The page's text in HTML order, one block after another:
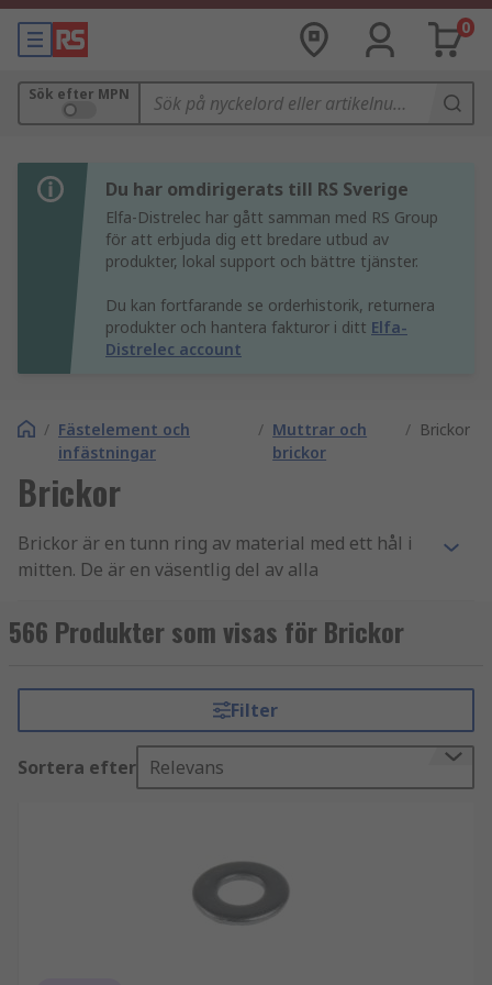
0
Sök efter MPN
Du har omdirigerats till RS Sverige
Elfa-Distrelec har gått samman med RS Group
för att erbjuda dig ett bredare utbud av
produkter, lokal support och bättre tjänster.
Du kan fortfarande se orderhistorik, returnera
produkter och hantera fakturor i ditt Elfa-
Distrelec account
/ Fästelement och
infästningar
/ Muttrar och
brickor
/ Brickor
Brickor
Brickor är en tunn ring av material med ett hål i
mitten. De är en väsentlig del av alla
skruvar, muttrar och bultar. Brickor ger en rad
fördelar, såsom att förhindra slitage, minska
Typer av brickor
Bondade brickor
566 Produkter som visas för Brickor
Filter
Sortera efter Relevans